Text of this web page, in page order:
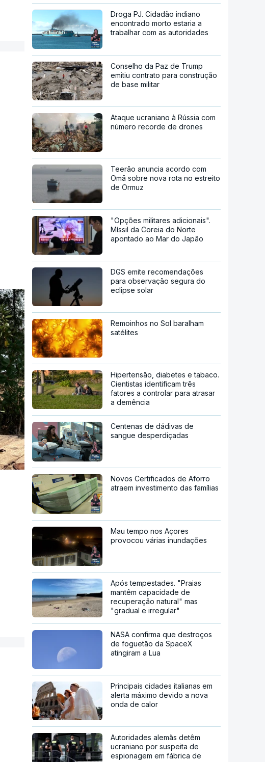
Droga PJ. Cidadão indiano
encontrado morto estaria a
trabalhar com as autoridades
Conselho da Paz de Trump
emitiu contrato para construção
de base militar
Ataque ucraniano à Rússia com
número recorde de drones
Teerão anuncia acordo com
Omã sobre nova rota no estreito
de Ormuz
"Opções militares adicionais".
Míssil da Coreia do Norte
apontado ao Mar do Japão
DGS emite recomendações
para observação segura do
eclipse solar
Remoinhos no Sol baralham
satélites
Hipertensão, diabetes e tabaco.
Cientistas identificam três
fatores a controlar para atrasar
a demência
Centenas de dádivas de
sangue desperdiçadas
Novos Certificados de Aforro
atraem investimento das famílias
Mau tempo nos Açores
provocou várias inundações
Após tempestades. "Praias
mantêm capacidade de
recuperação natural" mas
"gradual e irregular"
NASA confirma que destroços
de foguetão da SpaceX
atingiram a Lua
Principais cidades italianas em
alerta máximo devido a nova
onda de calor
Autoridades alemãs detêm
ucraniano por suspeita de
espionagem em fábrica de